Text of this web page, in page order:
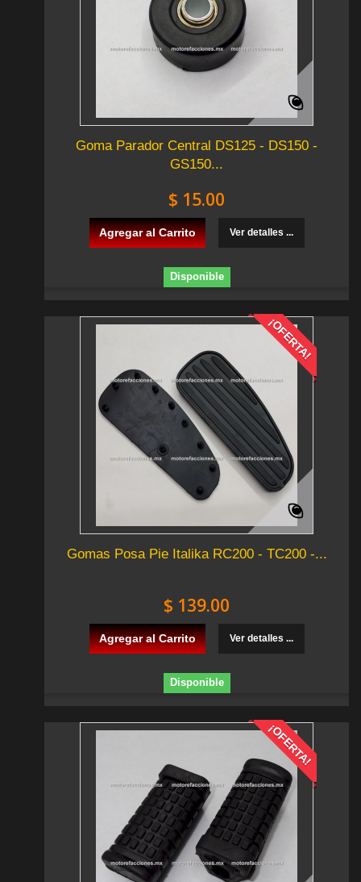
Goma Parador Central DS125 - DS150 -
GS150...
$ 15.00
Agregar al Carrito Ver detalles ...
Disponible
¡OFERTA!
Gomas Posa Pie Italika RC200 - TC200 -...
$ 139.00
Agregar al Carrito Ver detalles ...
Disponible
¡OFERTA!